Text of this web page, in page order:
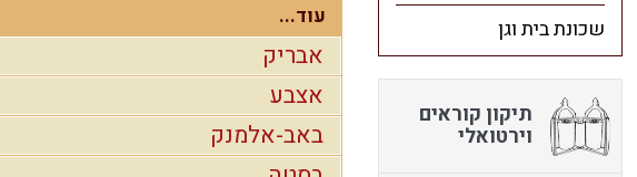
עוד...
אבריק
אצבע
באב-אלמנק
שכונת בית וגן
תיקון קוראים
וירטואלי